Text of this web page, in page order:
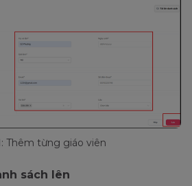
Thêm từng giáo viên
sách lên